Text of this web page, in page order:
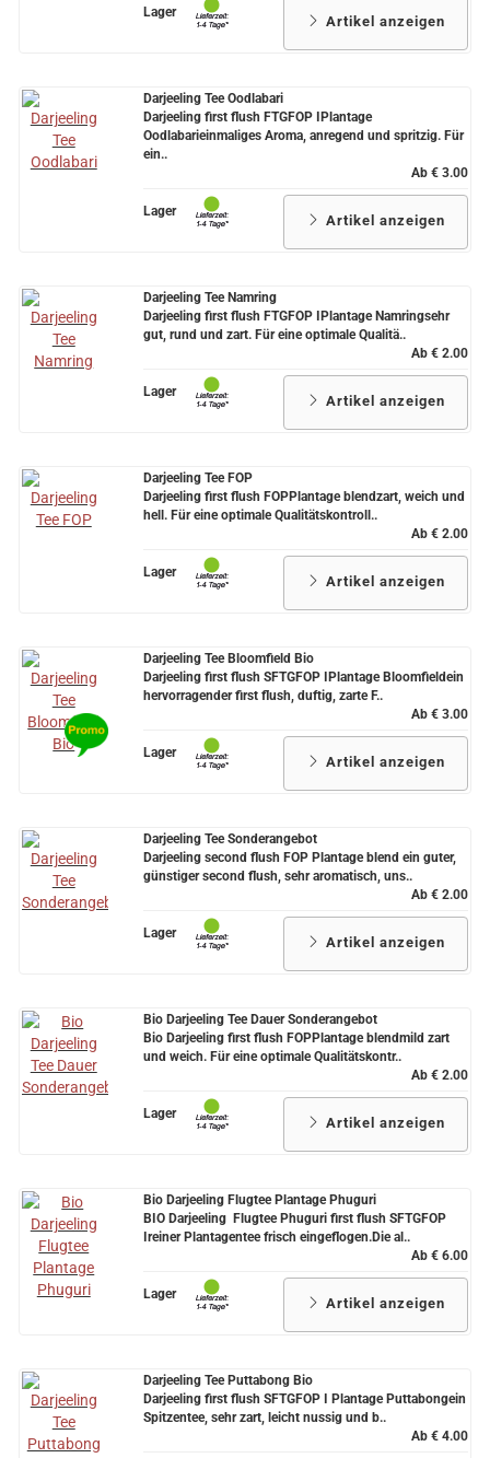
Lager
Artikel anzeigen
Darjeeling Tee Oodlabari
Darjeeling first flush FTGFOP IPlantage
Oodlabarieinmaliges Aroma, anregend und spritzig. Für
ein..
Ab € 3.00
Lager
Artikel anzeigen
Darjeeling Tee Namring
Darjeeling first flush FTGFOP IPlantage Namringsehr
gut, rund und zart. Für eine optimale Qualitä..
Ab € 2.00
Lager
Artikel anzeigen
Darjeeling Tee FOP
Darjeeling first flush FOPPlantage blendzart, weich und
hell. Für eine optimale Qualitätskontroll..
Ab € 2.00
Lager
Artikel anzeigen
Darjeeling Tee Bloomfield Bio
Darjeeling first flush SFTGFOP IPlantage Bloomfieldein
hervorragender first flush, duftig, zarte F..
Ab € 3.00
Lager
Artikel anzeigen
Darjeeling Tee Sonderangebot
Darjeeling second flush FOP Plantage blend ein guter,
günstiger second flush, sehr aromatisch, uns..
Ab € 2.00
Lager
Artikel anzeigen
Bio Darjeeling Tee Dauer Sonderangebot
Bio Darjeeling first flush FOPPlantage blendmild zart
und weich. Für eine optimale Qualitätskontr..
Ab € 2.00
Lager
Artikel anzeigen
Bio Darjeeling Flugtee Plantage Phuguri
BIO Darjeeling Flugtee Phuguri first flush SFTGFOP
Ireiner Plantagentee frisch eingeflogen.Die al..
Ab € 6.00
Lager
Artikel anzeigen
Darjeeling Tee Puttabong Bio
Darjeeling first flush SFTGFOP I Plantage Puttabongein
Spitzentee, sehr zart, leicht nussig und b..
Ab € 4.00